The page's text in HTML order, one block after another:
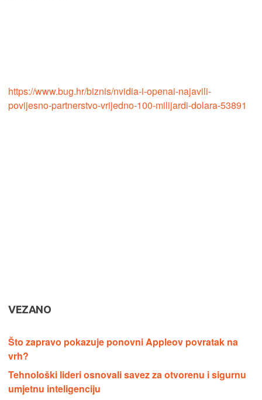
https://www.bug.hr/biznis/nvidia-i-openai-najavili-
povijesno-partnerstvo-vrijedno-100-milijardi-dolara-53891
VEZANO
Što zapravo pokazuje ponovni Appleov povratak na
vrh?
Tehnološki lideri osnovali savez za otvorenu i sigurnu
umjetnu inteligenciju